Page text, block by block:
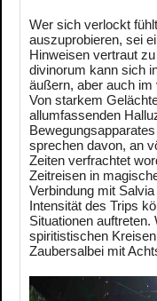
Wer sich verlockt
auszuprobieren, sei
Hinweisen vertraut
divinorum kann sich
äußern, aber auch im
Von starkem
allumfassenden
sprechen davon, an
Zeiten verfrachtet
Zeitreisen in
Verbindung mit
Intensität des Trips
Situationen
spiritistischen
Zaubersalbei mit